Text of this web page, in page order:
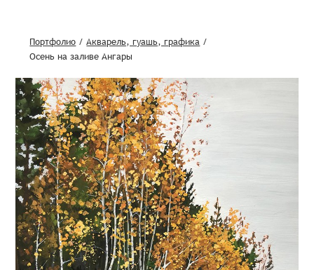
Портфолио /Акварель, гуашь, графика /
Осень на заливе Ангары